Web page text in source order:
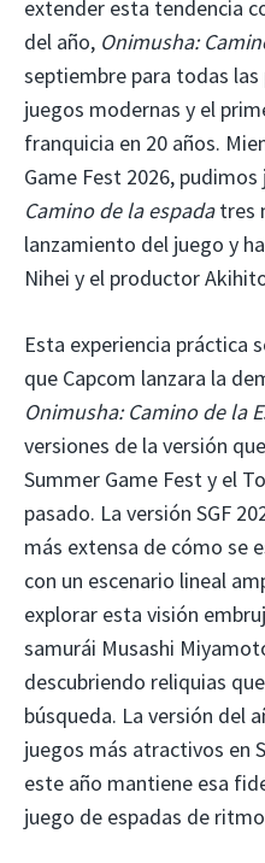
extender esta tendencia
del año, Onimusha:
septiembre para todas
juegos modernas y el
franquicia en 20 años.
Game Fest 2026,
Camino de la espadatres
lanzamiento del juego y
Nihei y el productor
Esta experiencia práctica
que Capcom lanzara la
Onimusha: Camino de la
versiones de la versión
Summer Game Fest y el
pasado. La versión SGF
más extensa de cómo se
con un escenario lineal
explorar esta visión
samurái Musashi
descubriendo reliquias
búsqueda. La versión del
juegos más atractivos en
este año mantiene esa
juego de espadas de